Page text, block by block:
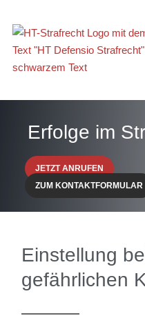
Erfolge im
JETZT ANRUFEN
ZUM KONTAKTFORMULAR
Einstellung
gefährlichen